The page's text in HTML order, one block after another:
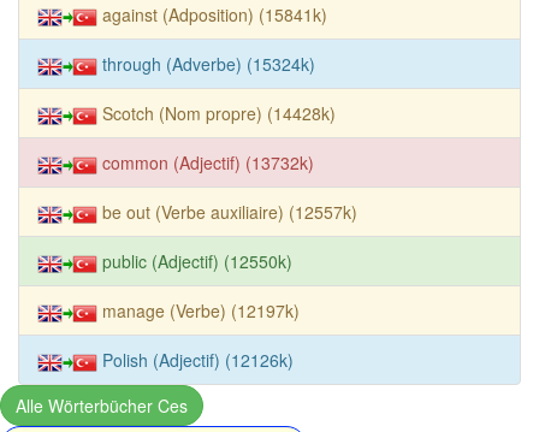
against (Adposition) (15841k)
through (Adverbe) (15324k)
Scotch (Nom propre) (14428k)
common (Adjectif) (13732k)
be out (Verbe auxiliaire) (12557k)
public (Adjectif) (12550k)
manage (Verbe) (12197k)
Polish (Adjectif) (12126k)
Alle Wörterbücher Ces